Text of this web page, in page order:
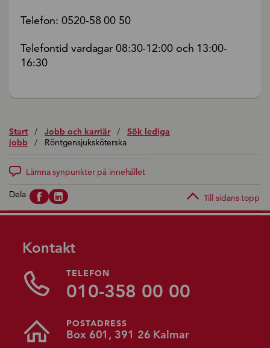
Telefon: 0520-58 00 50
Telefontid vardagar 08:30-12:00 och 13:00-
16:30
Start / Jobb och karriär /
Sök lediga
jobb
/ Röntgensjuksköterska
Lämna synpunkter på innehållet
Dela Till sidans topp
Kontakt
TELEFON
010-358 00 00
POSTADRESS
Box 601, 391 26 Kalmar